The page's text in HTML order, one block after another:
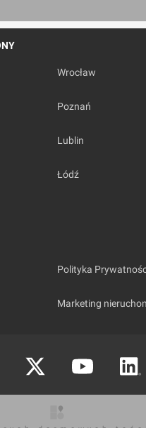
Wrocław
Poznań
Lublin
Łódź
Polityka
Marketing